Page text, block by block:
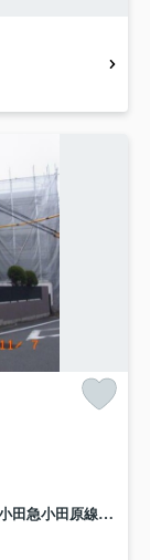
田急小田原線「成城学園前」駅 徒歩18分